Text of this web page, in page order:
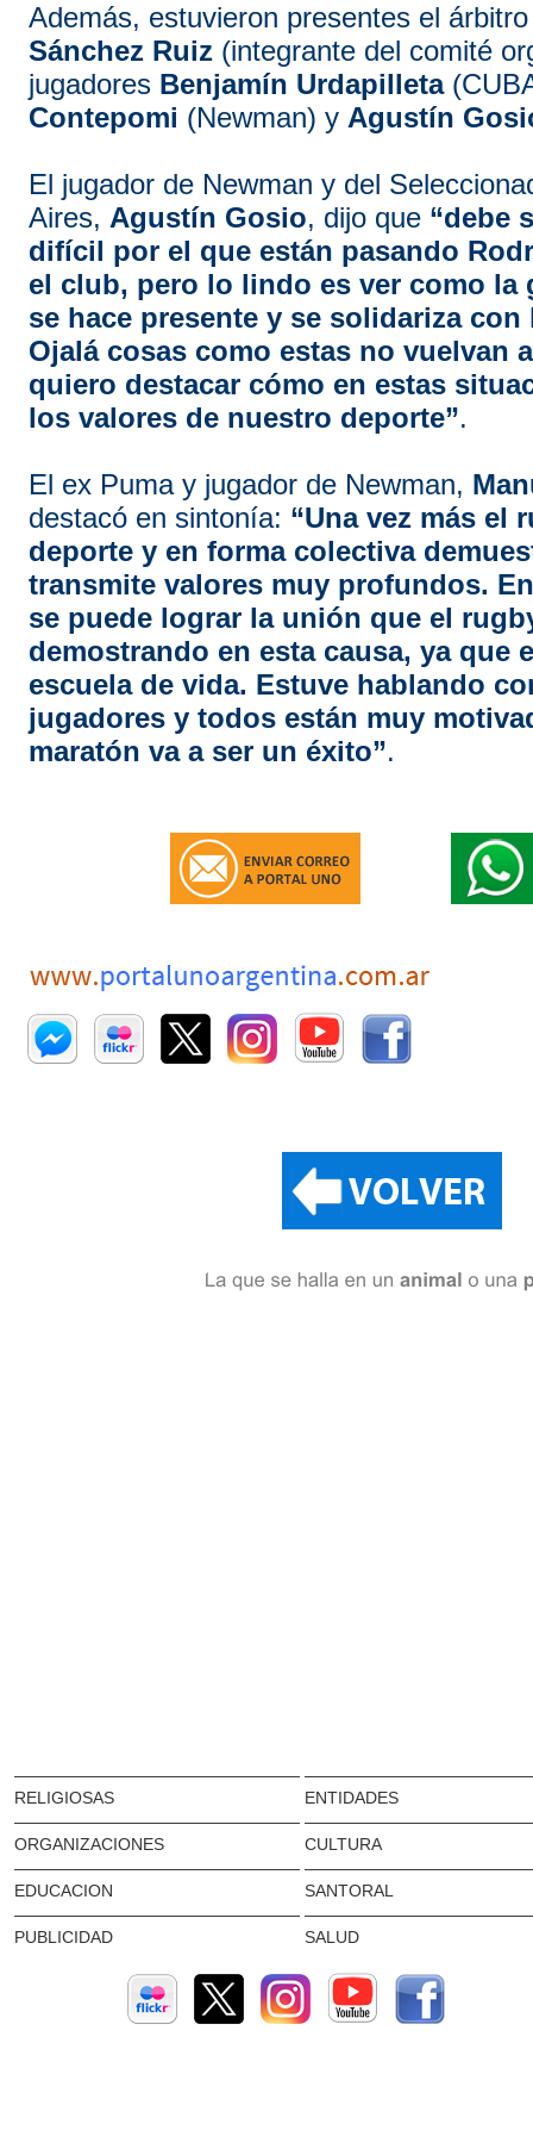
Además, estuvieron presentes el
Sánchez Ruiz (integrante del comité
jugadores Benjamín Urdapilleta
Contepomi (Newman) y Agustín
El jugador de Newman y del
Aires, Agustín Gosio, dijo que “debe
difícil por el que están pasando
el club, pero lo lindo es ver como la
se hace presente y se solidariza
Ojalá cosas como estas no vuelvan
quiero destacar cómo en estas
los valores de nuestro deporte”.
El ex Puma y jugador de Newman,
destacó en sintonía: “Una vez más el
deporte y en forma colectiva
transmite valores muy profundos.
se puede lograr la unión que el
demostrando en esta causa, ya que
escuela de vida. Estuve hablando
jugadores y todos están muy
maratón va a ser un éxito”.
RELIGIOSAS ENTIDADES
ORGANIZACIONES CULTURA
EDUCACION SANTORAL
PUBLICIDAD SALUD